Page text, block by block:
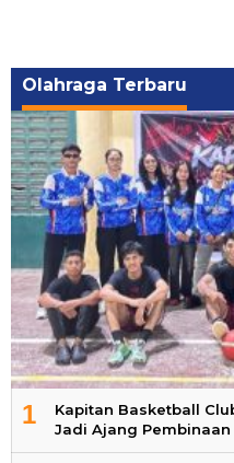
Olahraga Terbaru
1
Kapitan Basketball
Jadi Ajang